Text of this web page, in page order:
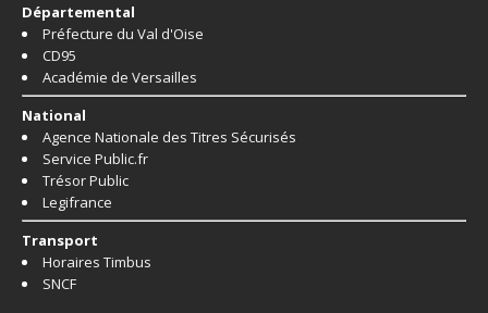
Départemental
Préfecture du Val d'Oise
CD95
Académie de Versailles
National
Agence Nationale des Titres Sécurisés
Service Public.fr
Trésor Public
Legifrance
Transport
Horaires Timbus
SNCF